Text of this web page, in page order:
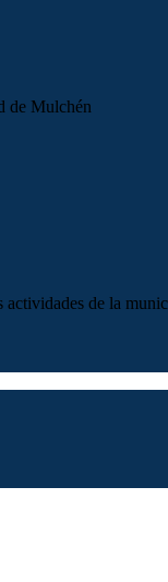
de Mulchén
actividades de la